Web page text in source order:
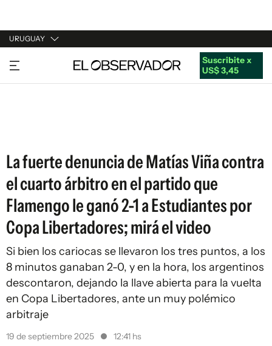
URUGUAY
URUGUAY
ARGENTINA
Suscribite x
US$ 3,45
La fuerte denuncia de Matías Viña contra
el cuarto árbitro en el partido que
Flamengo le ganó 2-1 a Estudiantes por
Copa Libertadores; mirá el video
Si bien los cariocas se llevaron los tres puntos, a los
8 minutos ganaban 2-0, y en la hora, los argentinos
descontaron, dejando la llave abierta para la vuelta
en Copa Libertadores, ante un muy polémico
arbitraje
19 de septiembre 2025 12:41 hs